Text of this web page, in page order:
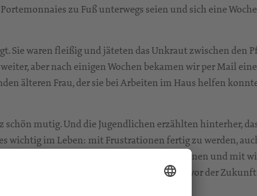
zu Fuß unterwegs seien und sich eine
Sie waren fleißig und jäteten das Unkraut zwischen den
aber nach einigen Wochen bekamen wir per Mail
älteren Frau, der sie bei Arbeiten im Haus helfen
mutig. Und die Jugendlichen erzählten hinterher,
wichtig im Leben: mit Frustrationen fertig zu werden,
sein können, wie großzügig sie teilen können und mit
gelernt haben, viel weniger Angst vor der Zukunft